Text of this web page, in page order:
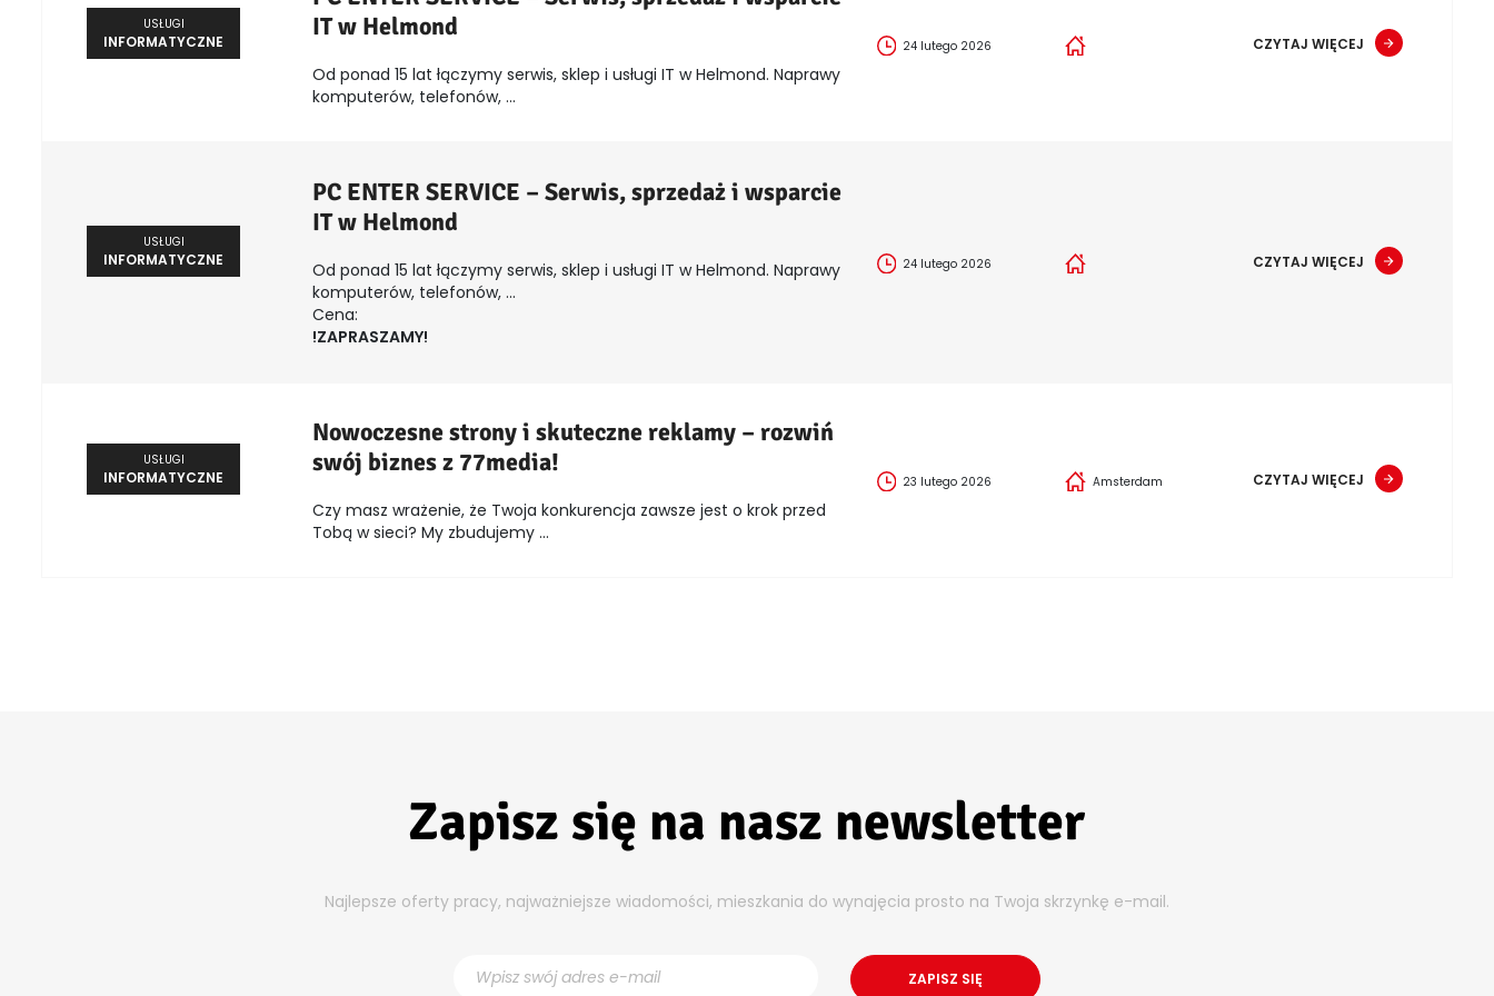
USŁUGI
INFORMATYCZNE
IT w Helmond
Od ponad 15 lat łączymy serwis, sklep i usługi IT w Helmond. Naprawy
komputerów, telefonów, ...
24 lutego 2026 CZYTAJ WIĘCEJ
USŁUGI
INFORMATYCZNE
PC ENTER SERVICE – Serwis, sprzedaż i wsparcie
IT w Helmond
Od ponad 15 lat łączymy serwis, sklep i usługi IT w Helmond. Naprawy
komputerów, telefonów, ...
Cena:
!ZAPRASZAMY!
24 lutego 2026 CZYTAJ WIĘCEJ
USŁUGI
INFORMATYCZNE
Nowoczesne strony i skuteczne reklamy – rozwiń
swój biznes z 77media!
Czy masz wrażenie, że Twoja konkurencja zawsze jest o krok przed
Tobą w sieci? My zbudujemy ...
23 lutego 2026 Amsterdam CZYTAJ WIĘCEJ
Zapisz się na nasz newsletter
Najlepsze oferty pracy, najważniejsze wiadomości, mieszkania do wynajęcia prosto na Twoja skrzynkę e-mail.